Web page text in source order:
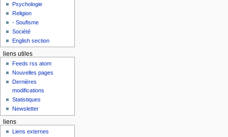
Psychologie
Religion
- Soufisme
Société
English section
liens utiles
Feeds rss atom
Nouvelles pages
Dernières
modifications
Statistiques
Newsletter
liens
Liens externes